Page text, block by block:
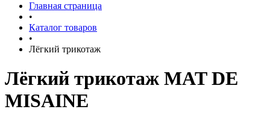
Главная страница
•
Каталог товаров
•
Лёгкий трикотаж
Лёгкий трикотаж MAT DE
MISAINE